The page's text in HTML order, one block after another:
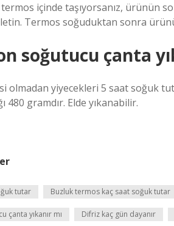
içinde taşıyorsanız, ürünün
Termos soğuduktan sonra
soğutucu çanta
olmadan yiyecekleri 5 saat soğuk
480 gramdır. Elde yıkanabilir.
tutar Buzluk termos kaç saat soğuk tutar
çanta yıkanır mı Difriz kaç gün dayanır